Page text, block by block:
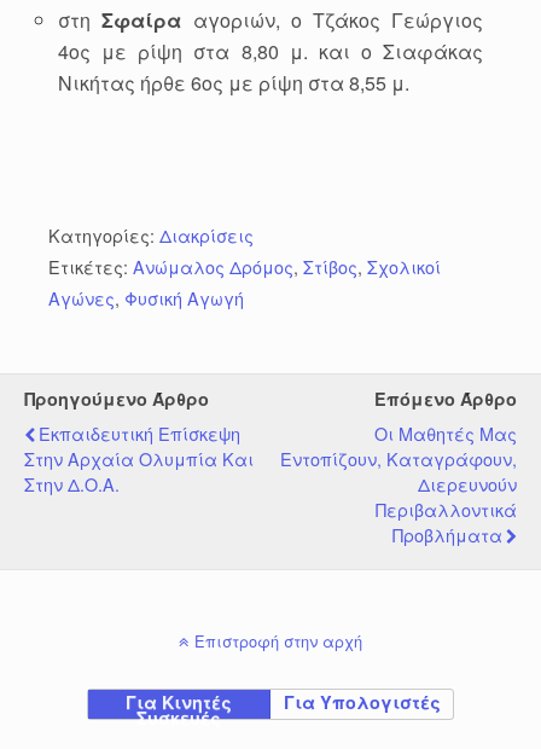
στηΣφαίρα αγοριών, ο Τζάκος Γεώργιος
4ος με ρίψη στα 8,80 μ. και ο Σιαφάκας
Νικήτας ήρθε 6ος με ρίψη στα 8,55 μ.
Κατηγορίες: Διακρίσεις
Ετικέτες: Ανώμαλος Δρόμος, Στίβος, Σχολικοί
Αγώνες, Φυσική Αγωγή
Προηγούμενο Άρθρο
Εκπαιδευτική Επίσκεψη
Στην Αρχαία Ολυμπία Και
Στην Δ.Ο.Α.
Επόμενο Άρθρο
Οι Μαθητές Μας
Εντοπίζουν, Καταγράφουν,
Διερευνούν
Περιβαλλοντικά
Προβλήματα
Επιστροφή στην αρχή
Για Κινητές
Συσκευές
Για Υπολογιστές